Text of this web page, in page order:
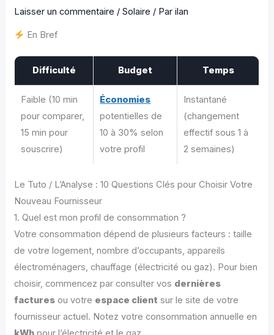
Laisser un commentaire /Solaire / Parilan
En Bref
Difficulté Budget Temps
Faible (10 min
pour comparer,
15 min pour
souscrire)
Économies
potentielles de
10 à 30% selon
votre profil
Instantané
(changement
effectif sous 1 à
2 semaines)
Le Tuto / L’Analyse : 10 Questions Clés pour Choisir Votre
Nouveau Fournisseur
1. Quel est mon profil de consommation ?
Votre consommation dépend de plusieurs facteurs : taille
de votre logement, nombre d’occupants, appareils
électroménagers, chauffage (électricité ou gaz). Pour bien
choisir, commencez par consulter vos dernières
factures ou votre espace client sur le site de votre
fournisseur actuel. Notez votre consommation annuelle en